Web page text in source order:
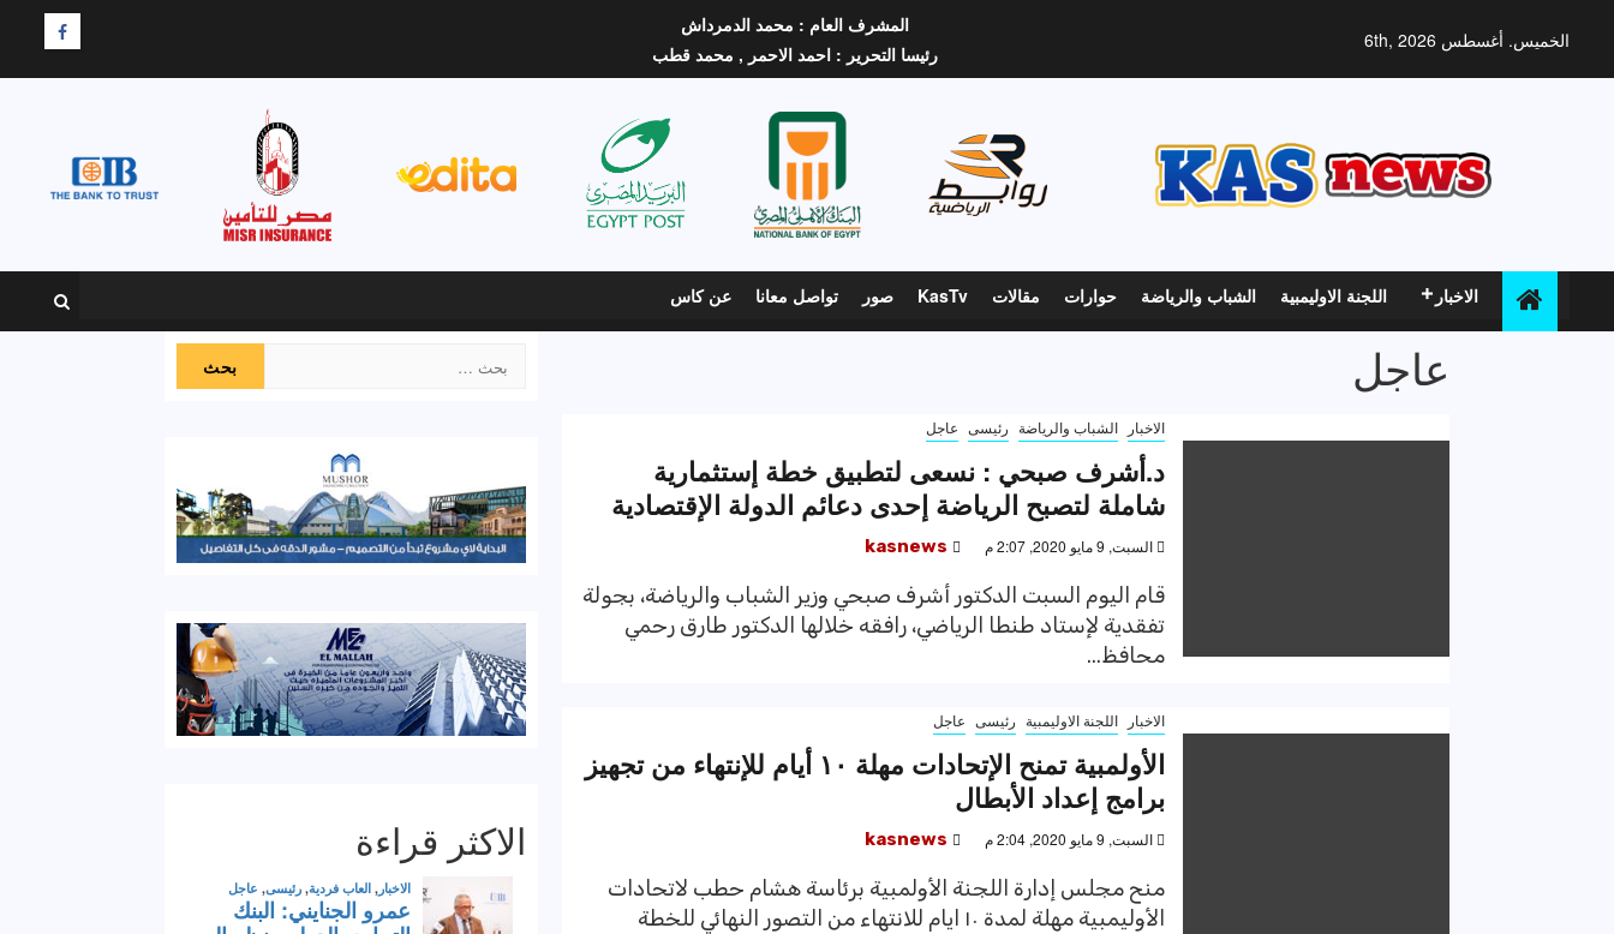
الخميس. أغسطس 6th, 2026
المشرف العام : محمد الدمرداش
رئيسا التحرير : احمد الاحمر , محمد قطب
F
الاخبار اللجنة الاوليمبية الشباب والرياضة حوارات مقالات KasTv صور تواصل معانا عن كاس
عاجل
الاخبار الشباب والرياضة رئيسى عاجل
د.أشرف صبحي : نسعى لتطبيق خطة إستثمارية
شاملة لتصبح الرياضة إحدى دعائم الدولة الإقتصادية
السبت, 9 مايو 2020, 2:07 م kasnews
قام اليوم السبت الدكتور أشرف صبحي وزير الشباب والرياضة، بجولة
تفقدية لإستاد طنطا الرياضي، رافقه خلالها الدكتور طارق رحمي
محافظ...
الاخبار اللجنة الاوليمبية رئيسى عاجل
الأولمبية تمنح الإتحادات مهلة ١٠ أيام للإنتهاء من تجهيز
برامج إعداد الأبطال
السبت, 9 مايو 2020, 2:04 م kasnews
منح مجلس إدارة اللجنة الأولمبية برئاسة هشام حطب لاتحادات
الأوليمبية مهلة لمدة ١٠ ايام للانتهاء من التصور النهائي للخطة
عن:
الاكثر قراءة